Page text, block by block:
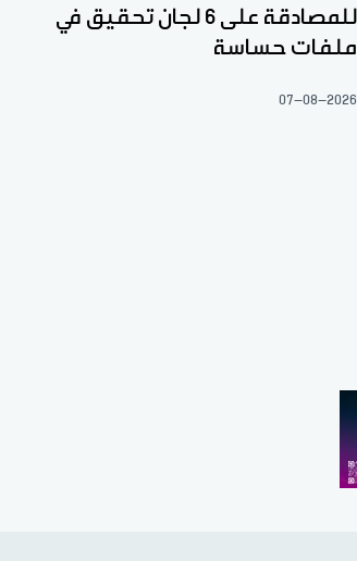
للمصادقة على 6 لجان تحقيق في
ملفات حساسة
07-08-2026